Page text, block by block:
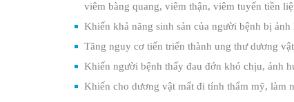
viêm bàng quang, viêm thận, viêm tuyến tiền
Khiến khả năng sinh sản của người bệnh bị
Tăng nguy cơ tiến triển thành ung thư dương
Khiến người bệnh thấy đau đớn khó chịu, ảnh
Khiến cho dương vật mất đi tính thẩm mỹ, làm